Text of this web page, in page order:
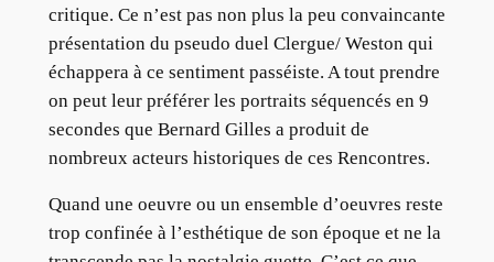
critique. Ce n’est pas non plus la peu convaincante
présentation du pseudo duel Clergue/ Weston qui
échappera à ce sentiment passéiste. A tout prendre
on peut leur préférer les portraits séquencés en 9
secondes que Bernard Gilles a produit de
nombreux acteurs historiques de ces Rencontres.
Quand une oeuvre ou un ensemble d’oeuvres reste
trop confinée à l’esthétique de son époque et ne la